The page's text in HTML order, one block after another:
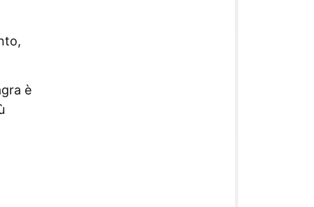
è